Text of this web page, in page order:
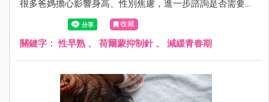
很多爸媽擔心影響身高、性別焦慮，進一步諮詢是否需要施
打荷爾蒙抑制針，以下就來說說。
收藏
關鍵字：性早熟 、 荷爾蒙抑制針 、 減緩青春期